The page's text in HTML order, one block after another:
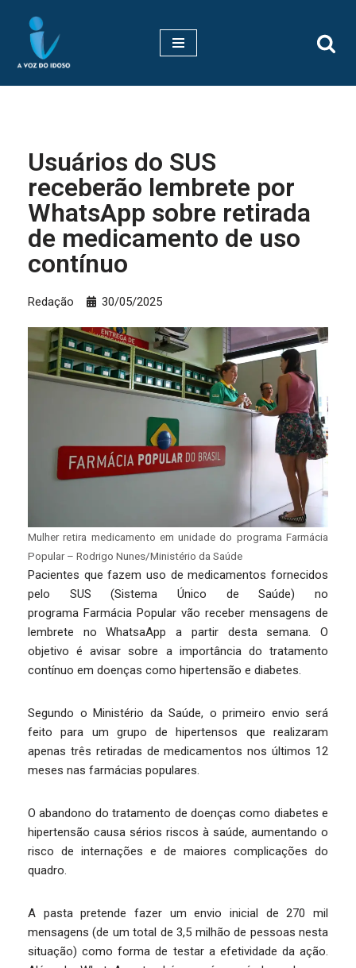
Pular
para
Usuários do SUS
receberão lembrete por
WhatsApp sobre retirada
de medicamento de uso
contínuo
Redação 30/05/2025
Mulher retira medicamento em unidade do programa Farmácia
Popular – Rodrigo Nunes/Ministério da Saúde
Pacientes que fazem uso de medicamentos fornecidos
pelo SUS (Sistema Único de Saúde) no
programa Farmácia Popular vão receber mensagens de
lembrete no WhatsaApp a partir desta semana. O
objetivo é avisar sobre a importância do tratamento
contínuo em doenças como hipertensão e diabetes.
Segundo o Ministério da Saúde, o primeiro envio será
feito para um grupo de hipertensos que realizaram
apenas três retiradas de medicamentos nos últimos 12
meses nas farmácias populares.
O abandono do tratamento de doenças como diabetes e
hipertensão causa sérios riscos à saúde, aumentando o
risco de internações e de maiores complicações do
quadro.
A pasta pretende fazer um envio inicial de 270 mil
mensagens (de um total de 3,5 milhão de pessoas nesta
situação) como forma de testar a efetividade da ação.